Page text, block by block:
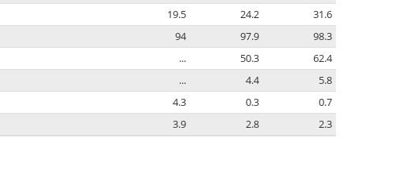
19.5 24.2
31.6
94 97.9
98.3
... 50.3
62.4
... 4.4
5.8
4.3 0.3
0.7
3.9 2.8 2.3